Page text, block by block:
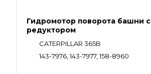
Гидромотор поворота башни с
редуктором
CATERPILLAR 365B
143-7976, 143-7977, 158-8960